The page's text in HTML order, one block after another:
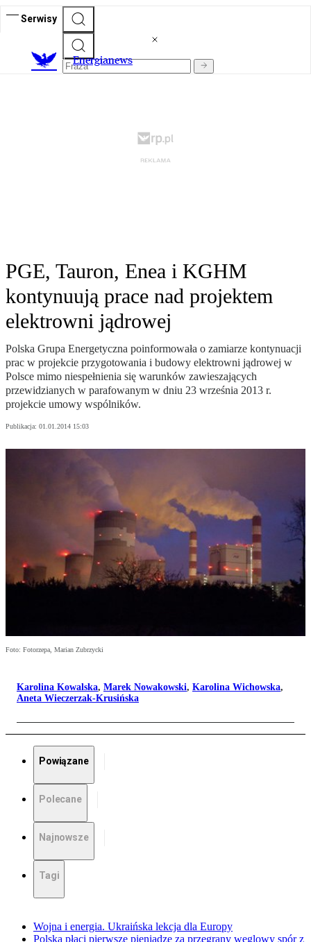
Serwisy
Energianews
PGE, Tauron, Enea i KGHM
kontynuują prace nad projektem
elektrowni jądrowej
Polska Grupa Energetyczna poinformowała o zamiarze kontynuacji
prac w projekcie przygotowania i budowy elektrowni jądrowej w
Polsce mimo niespełnienia się warunków zawieszających
przewidzianych w parafowanym w dniu 23 września 2013 r.
projekcie umowy wspólników.
Publikacja: 01.01.2014 15:03
Foto: Fotorzepa, Marian Zubrzycki
Karolina Kowalska, Marek Nowakowski, Karolina Wichowska,
Aneta Wieczerzak-Krusińska
Powiązane
Polecane
Najnowsze
Tagi
Wojna i energia. Ukraińska lekcja dla Europy
Polska płaci pierwsze pieniądze za przegrany węglowy spór z